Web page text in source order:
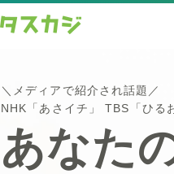
＼メディアで紹介され話題／
NHK「あさイチ」 TBS「ひる
あなた